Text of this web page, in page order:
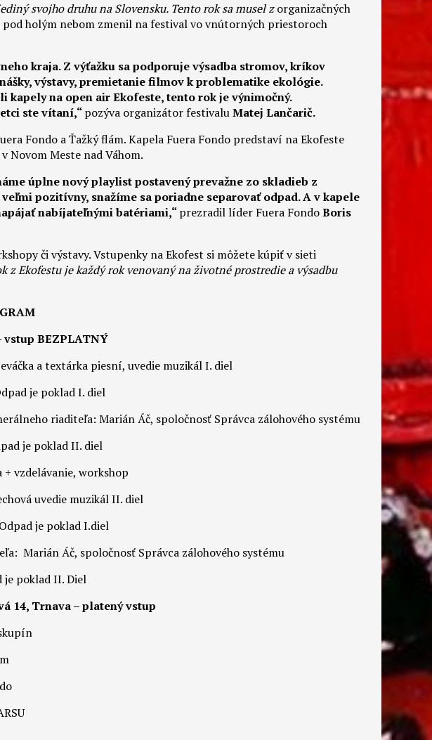
svojho druhu na Slovensku. Tento rok sa musel zorganizačných
holým nebom zmenil na festival vo vnútorných priestoroch
kraja. Z výťažku sa podporuje výsadba stromov, kríkov
výstavy, premietanie filmov k problematike ekológie.
na open air Ekofeste, tento rok je výnimočný.
ste vítaní,“pozýva organizátor festivaluMatej Lančarič.
Fondo a Ťažký flám. Kapela Fuera Fondo predstaví na Ekofeste
Novom Meste nad Váhom.
úplne nový playlist postavený prevažne zo skladieb z
pozitívny, snažíme sa poriadne separovať odpad. A v kapele
nabíjateľnými batériami,“prezradil líder Fuera FondoBoris
či výstavy. Vstupenky na Ekofest si môžete kúpiť v sieti
z Ekofestu je každý rok venovaný na životné prostredie a výsadbu
vstup BEZPLATNÝ
a textárka piesní, uvedie muzikál I. diel
je poklad I. diel
riaditeľa: Marián Áč, spoločnosť Správca zálohového systému
je poklad II. diel
vzdelávanie, workshop
uvedie muzikál II. diel
je poklad I.diel
Marián Áč, spoločnosť Správca zálohového systému
je poklad II. Diel
14, Trnava – platený vstup